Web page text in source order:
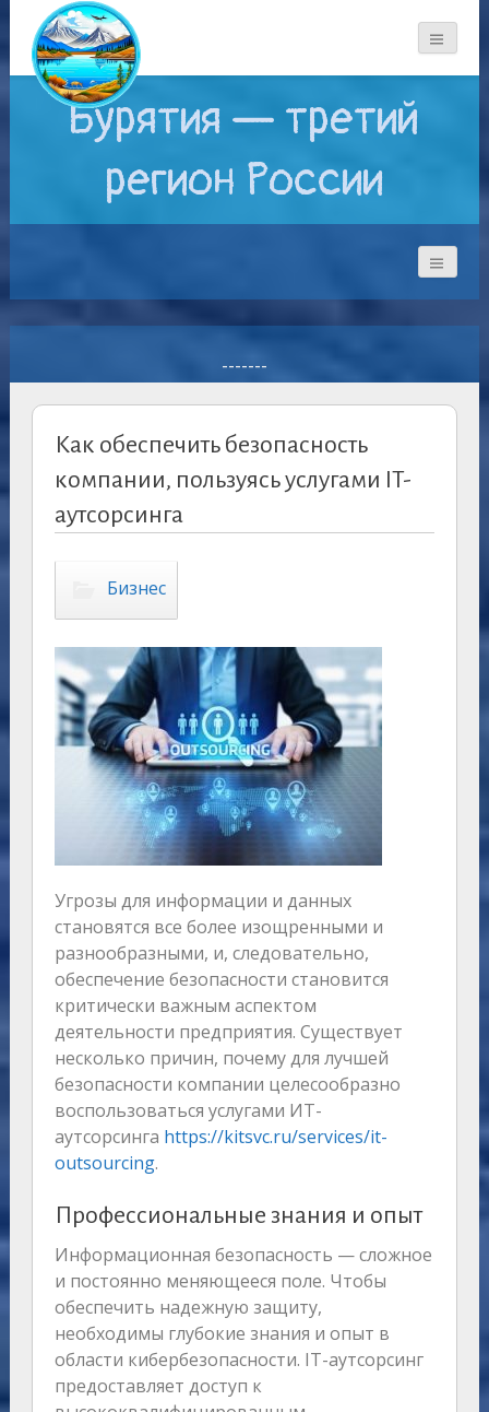
Бурятия — третий
регион России
-------
Как обеспечить безопасность
компании, пользуясь услугами IT-
аутсорсинга
Бизнес
Угрозы для информации и данных
становятся все более изощренными и
разнообразными, и, следовательно,
обеспечение безопасности становится
критически важным аспектом
деятельности предприятия. Существует
несколько причин, почему для лучшей
безопасности компании целесообразно
воспользоваться услугами ИТ-
аутсорсинга https://kitsvc.ru/services/it-
outsourcing.
Профессиональные знания и опыт
Информационная безопасность — сложное
и постоянно меняющееся поле. Чтобы
обеспечить надежную защиту,
необходимы глубокие знания и опыт в
области кибербезопасности. IT-аутсорсинг
предоставляет доступ к